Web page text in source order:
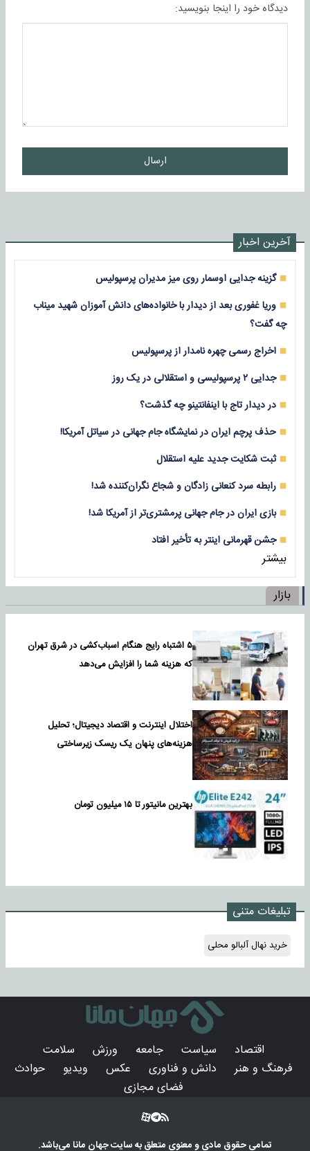
دیدگاه خود را اینجا بنویسید:
ارسال
آخرین اخبار
گزینه جدایی اوسمار روی میز مدیران پرسپولیس
وریا غفوری بعد از دیدار با خانواده‌های دانش آموزان شهید میناب
چه گفت؟
اخراج رسمی چهره نامدار از پرسپولیس
جدایی ۲ پرسپولیسی و استقلالی در یک روز
در دیدار تاج با اینفانتینو چه گذشت؟
حذف پرچم ایران در نمایشگاه جام جهانی در سیاتل آمریکا!
ثبت شکایت جدید علیه استقلال
رابطه سرد کنعانی زادگان و شجاع نگران‌کننده شد!
بازی‌ ایران در جام جهانی پرمشتری‌تر از آمریکا شد!
جشن قهرمانی اینتر به تأخیر افتاد
بیشتر
بازار
۵ اشتباه رایج هنگام اسباب‌کشی در شرق تهران
که هزینه شما را افزایش می‌دهد
اختلال اینترنت و اقتصاد دیجیتال؛ تحلیل
هزینه‌های پنهان یک ریسک زیرساختی
بهترین مانیتور تا ۱۵ میلیون تومان
تبلیغات متنی
خرید نهال آلبالو محلی
اقتصاد سیاست جامعه ورزش
سلامت
فرهنگ و هنر
دانش و فناوری عکس ویدیو
حوادث
فضای مجازی
تمامی حقوق مادی و معنوی متعلق به سایتجهان مانامی‌باشد.